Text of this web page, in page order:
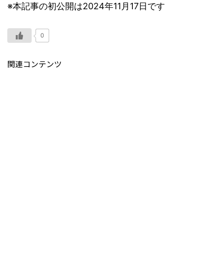
※本記事の初公開は2024年11月17日です
0
関連コンテンツ